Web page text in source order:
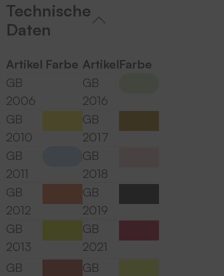
anzusehen.
Akzeptieren
powered byUsercentrics Consent
Technische
Daten
Artikel Farbe ArtikelFarbe
GB
2006
GB
2016
GB
2010
GB
2017
GB
2011
GB
2018
GB
2012
GB
2019
GB
2013
GB
2021
GB
GB